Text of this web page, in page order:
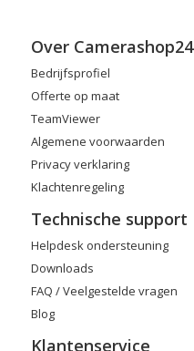
Over Camerashop24
Bedrijfsprofiel
Offerte op maat
TeamViewer
Algemene voorwaarden
Privacy verklaring
Klachtenregeling
Technische support
Helpdesk ondersteuning
Downloads
FAQ / Veelgestelde vragen
Blog
Klantenservice